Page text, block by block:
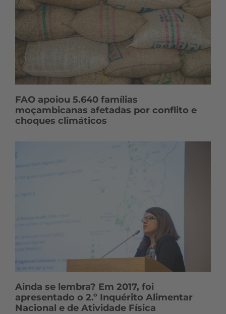
FAO apoiou 5.640 famílias
moçambicanas afetadas por conflito e
choques climáticos
Ainda se lembra? Em 2017, foi
apresentado o 2.º Inquérito Alimentar
Nacional e de Atividade Física